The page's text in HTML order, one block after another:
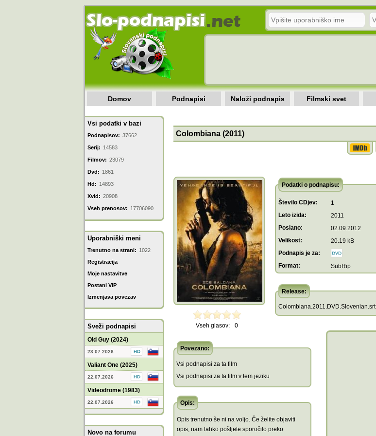
Domov Podnapisi Naloži podnapis Filmski svet
Vsi podatki v bazi
Podnapisov: 37662
Serij: 14583
Filmov: 23079
Dvd: 1861
Hd: 14893
Xvid: 20908
Vseh prenosov: 17706090
Uporabniški meni
Trenutno na strani: 1022
Registracija
Moje nastavitve
Postani VIP
Izmenjava povezav
Sveži podnapisi
Old Guy (2024)
23.07.2026
Valiant One (2025)
22.07.2026
Videodrome (1983)
22.07.2026
Novo na forumu
Colombiana (2011)
Vseh glasov: 0
Podatki o podnapisu:
Število CDjev: 1
Leto izida:
2011
Poslano:
02.09.2012
Velikost:
20.19 kB
Podnapis je za:
Format:
SubRip
Release:
Colombiana.2011.DVD.Slovenian.srt
Povezano:
Vsi podnapisi za ta film
Vsi podnapisi za ta film v tem jeziku
Opis:
Opis trenutno še ni na voljo. Če želite objaviti
opis, nam lahko pošljete sporočilo preko